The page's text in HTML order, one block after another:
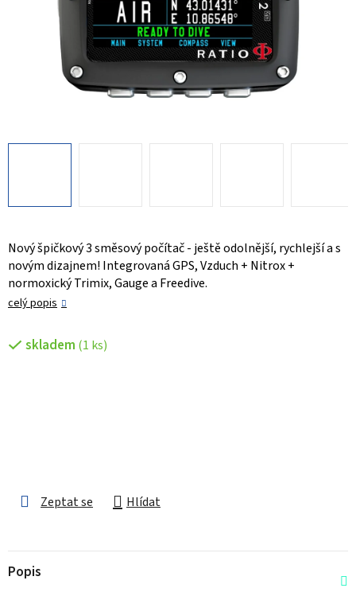
Nový špičkový 3 směsový počítač - ještě odolnější, rychlejší a s
novým dizajnem! Integrovaná GPS, Vzduch + Nitrox +
normoxický Trimix, Gauge a Freedive.
celý popis
skladem (1 ks)
Zeptat se Hlídat
Popis